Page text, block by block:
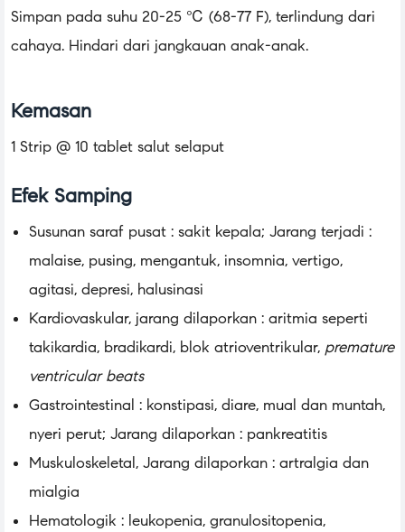
Simpan pada suhu 20-25 ℃ (68-77 F), terlindung dari
cahaya. Hindari dari jangkauan anak-anak.
Kemasan
1 Strip @ 10 tablet salut selaput
Efek Samping
Susunan saraf pusat : sakit kepala; Jarang terjadi :
malaise, pusing, mengantuk, insomnia, vertigo,
agitasi, depresi, halusinasi
Kardiovaskular, jarang dilaporkan : aritmia seperti
takikardia, bradikardi, blok atrioventrikular, premature
ventricular beats
Gastrointestinal : konstipasi, diare, mual dan muntah,
nyeri perut; Jarang dilaporkan : pankreatitis
Muskuloskeletal, Jarang dilaporkan : artralgia dan
mialgia
Hematologik : leukopenia, granulositopenia,